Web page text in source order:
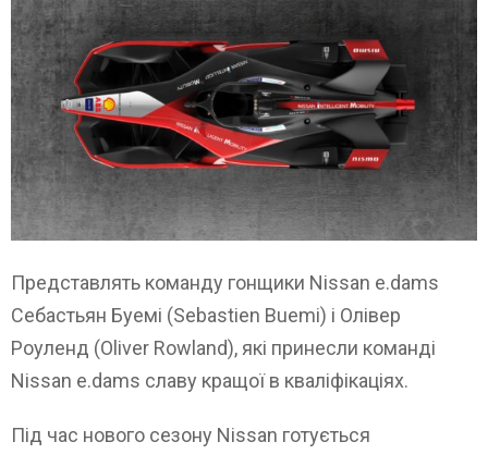
Представлять команду гонщики Nissan e.dams
Себастьян Буемі (Sebastien Buemi) і Олівер
Роуленд (Oliver Rowland), які принесли команді
Nissan e.dams славу кращої в кваліфікаціях.
Під час нового сезону Nissan готується